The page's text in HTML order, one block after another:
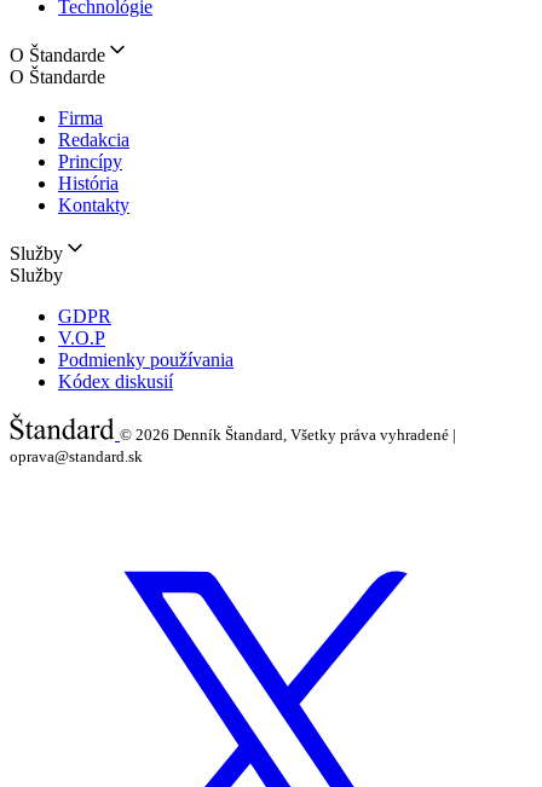
Technológie
O Štandarde
O Štandarde
Firma
Redakcia
Princípy
História
Kontakty
Služby
Služby
GDPR
V.O.P
Podmienky používania
Kódex diskusií
© 2026 Denník Štandard, Všetky práva vyhradené |
oprava@standard.sk